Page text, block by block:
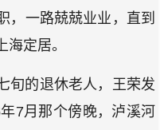
，一路兢兢业业，直到
定居。
旬的退休老人，王荣发
7月那个傍晚，泸溪河